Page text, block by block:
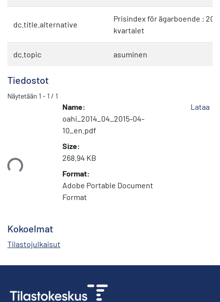
dc.title.alternative
Prisindex för ägarboende :
kvartalet
dc.topic asuminen
Tiedostot
Näytetään 1 - 1 / 1
Name:
oahi_2014_04_2015-04-
10_en.pdf
Size:
268.94 KB
Format:
Adobe Portable Document
Format
Lataa
Kokoelmat
Tilastojulkaisut